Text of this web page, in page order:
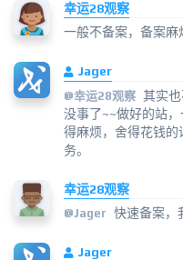
幸运28观察
一般不备案，备案麻
Jager
@幸运28观察 其实
没事了~~做好的站
得麻烦，舍得花钱的
务。
幸运28观察
@Jager 快速备案，
Jager